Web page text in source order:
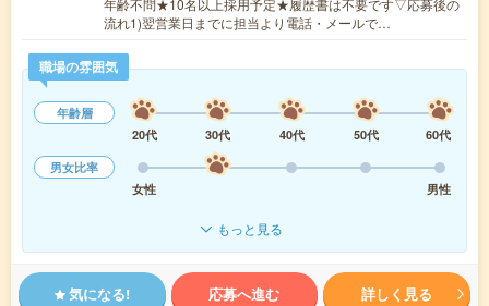
年齢不問★10名以上採用予定★履歴書は不要です▽応募後の
流れ1)翌営業日までに担当より電話・メールで…
職場の雰囲気
年齢層
20代
30代 40代 50代
60代
男女比率
女性
男性
もっと見る
気になる! 応募へ進む 詳しく見る